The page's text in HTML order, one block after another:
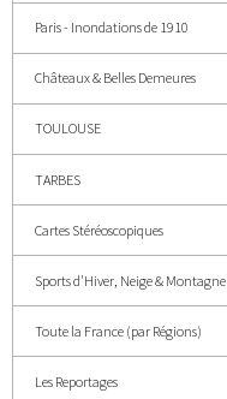
Paris - Inondations de 1910
Châteaux & Belles Demeures
TOULOUSE
TARBES
Cartes Stéréoscopiques
Sports d'Hiver, Neige & Montagne
Toute la France (par Régions)
Les Reportages